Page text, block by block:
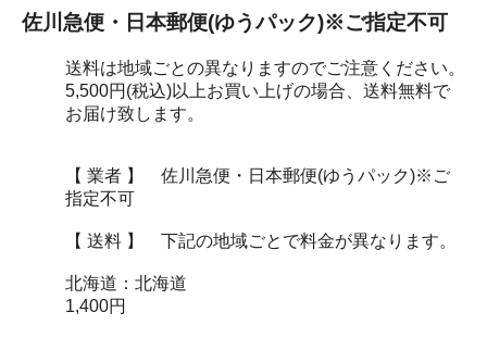
佐川急便・日本郵便(ゆうパック)※ご指定不可
送料は地域ごとの異なりますのでご注意ください。
5,500円(税込)以上お買い上げの場合、送料無料で
お届け致します。
【 業者 】 佐川急便・日本郵便(ゆうパック)※ご
指定不可
【 送料 】 下記の地域ごとで料金が異なります。
北海道：北海道
1,400円